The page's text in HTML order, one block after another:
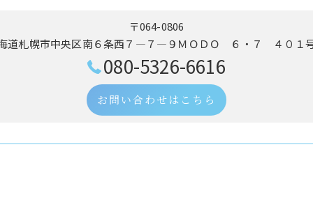
〒064-0806
道札幌市中央区南６条西７―７―９ＭＯＤＯ ６・７ ４０１
080-5326-6616
お問い合わせはこちら